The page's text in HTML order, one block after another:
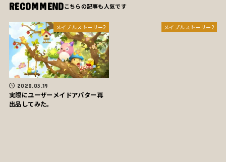
RECOMMEND
メイプルストーリー2
2020.03.19
実際にユーザーメイドアバター再
出品してみた。
メイプルストーリー2